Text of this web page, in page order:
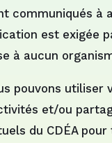
communiqués à
est exigée
à aucun
pouvons
et/ou
du CDÉA